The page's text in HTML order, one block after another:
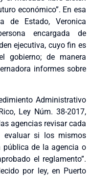
económico”. En esa
de Estado, Veronica
encargada de
ejecutiva, cuyo fin es
gobierno; de manera
informes sobre
Administrativo
Ley Núm. 38-2017,
agencias revisar cada
evaluar si los mismos
de la agencia o
el reglamento”.
por ley, en Puerto